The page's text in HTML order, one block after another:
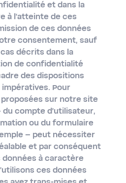
et dans la
à l'atteinte de ces
de ces données
consentement, sauf
décrits dans la
de confidentialité
des dispositions
impératives. Pour
sur notre site
du compte d'utilisateur,
ou du formulaire
– peut nécessiter
et par conséquent
à caractère
ces données